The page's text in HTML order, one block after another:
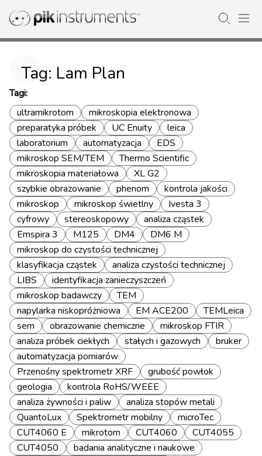
Tag: Lam Plan
Tagi:
ultramikrotom
mikroskopia elektronowa
preparatyka próbek
UC Enuity
leica
laboratorium
automatyzacja
EDS
mikroskop SEM/TEM
Thermo Scientific
mikroskopia materiałowa
XL G2
szybkie obrazowanie
phenom
kontrola jakości
mikroskop
mikroskop świetlny
Ivesta 3
cyfrowy
stereoskopowy
analiza cząstek
Emspira 3
M125 DM4
DM6 M
mikroskop do czystości technicznej
klasyfikacja cząstek
analiza czystości technicznej
LIBS
identyfikacja zanieczyszczeń
mikroskop badawczy
TEM
napylarka niskopróżniowa
EM ACE200
TEMLeica
sem
obrazowanie chemiczne
mikroskop FTIR
analiza próbek ciekłych
stałych i gazowych
bruker
automatyzacja pomiarów
Przenośny spektrometr XRF
grubość powłok
geologia
kontrola RoHS/WEEE
analiza żywności i paliw
analiza stopów metali
QuantoLux
Spektrometr mobilny
microTec
CUT4060 E
mikrotom CUT4060
CUT4055
CUT4050
badania analityczne i naukowe